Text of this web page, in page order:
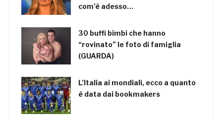
com’è adesso…
30 buffi bimbi che hanno
“rovinato” le foto di famiglia
(GUARDA)
L’Italia ai mondiali, ecco a quanto
è data dai bookmakers